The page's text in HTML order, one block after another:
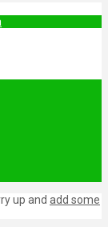
up and add some